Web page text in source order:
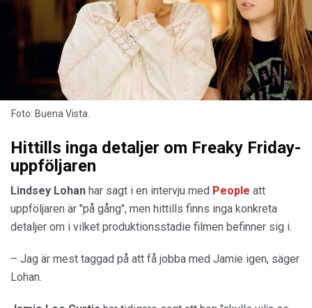
Foto: Buena Vista.
Hittills inga detaljer om Freaky Friday-
uppföljaren
Lindsey Lohan har sagt i en intervju med People att
uppföljaren är "på gång", men hittills finns inga konkreta
detaljer om i vilket produktionsstadie filmen befinner sig i.
– Jag är mest taggad på att få jobba med Jamie igen, säger
Lohan.